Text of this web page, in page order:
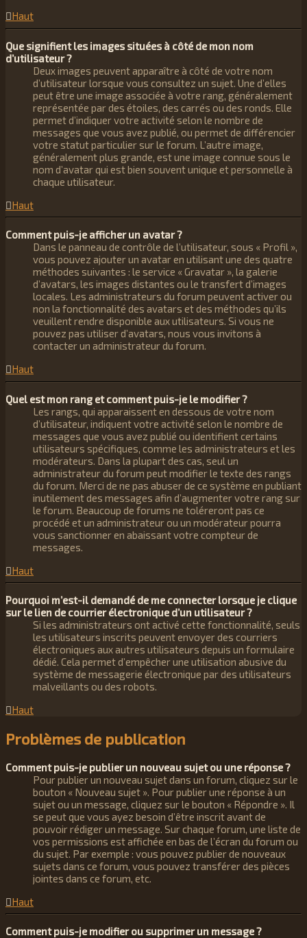
Haut
Que signifient les images situées à côté de mon nom
d’utilisateur ?
Deux images peuvent apparaître à côté de votre nom
d’utilisateur lorsque vous consultez un sujet. Une d’elles
peut être une image associée à votre rang, généralement
représentée par des étoiles, des carrés ou des ronds. Elle
permet d’indiquer votre activité selon le nombre de
messages que vous avez publié, ou permet de différencier
votre statut particulier sur le forum. L’autre image,
généralement plus grande, est une image connue sous le
nom d’avatar qui est bien souvent unique et personnelle à
chaque utilisateur.
Haut
Comment puis-je afficher un avatar ?
Dans le panneau de contrôle de l’utilisateur, sous « Profil »,
vous pouvez ajouter un avatar en utilisant une des quatre
méthodes suivantes : le service « Gravatar », la galerie
d’avatars, les images distantes ou le transfert d’images
locales. Les administrateurs du forum peuvent activer ou
non la fonctionnalité des avatars et des méthodes qu’ils
veuillent rendre disponible aux utilisateurs. Si vous ne
pouvez pas utiliser d’avatars, nous vous invitons à
contacter un administrateur du forum.
Haut
Quel est mon rang et comment puis-je le modifier ?
Les rangs, qui apparaissent en dessous de votre nom
d’utilisateur, indiquent votre activité selon le nombre de
messages que vous avez publié ou identifient certains
utilisateurs spécifiques, comme les administrateurs et les
modérateurs. Dans la plupart des cas, seul un
administrateur du forum peut modifier le texte des rangs
du forum. Merci de ne pas abuser de ce système en publiant
inutilement des messages afin d’augmenter votre rang sur
le forum. Beaucoup de forums ne toléreront pas ce
procédé et un administrateur ou un modérateur pourra
vous sanctionner en abaissant votre compteur de
messages.
Haut
Pourquoi m’est-il demandé de me connecter lorsque je clique
sur le lien de courrier électronique d’un utilisateur ?
Si les administrateurs ont activé cette fonctionnalité, seuls
les utilisateurs inscrits peuvent envoyer des courriers
électroniques aux autres utilisateurs depuis un formulaire
dédié. Cela permet d’empêcher une utilisation abusive du
système de messagerie électronique par des utilisateurs
malveillants ou des robots.
Haut
Problèmes de publication
Comment puis-je publier un nouveau sujet ou une réponse ?
Pour publier un nouveau sujet dans un forum, cliquez sur le
bouton « Nouveau sujet ». Pour publier une réponse à un
sujet ou un message, cliquez sur le bouton « Répondre ». Il
se peut que vous ayez besoin d’être inscrit avant de
pouvoir rédiger un message. Sur chaque forum, une liste de
vos permissions est affichée en bas de l’écran du forum ou
du sujet. Par exemple : vous pouvez publier de nouveaux
sujets dans ce forum, vous pouvez transférer des pièces
jointes dans ce forum, etc.
Haut
Comment puis-je modifier ou supprimer un message ?